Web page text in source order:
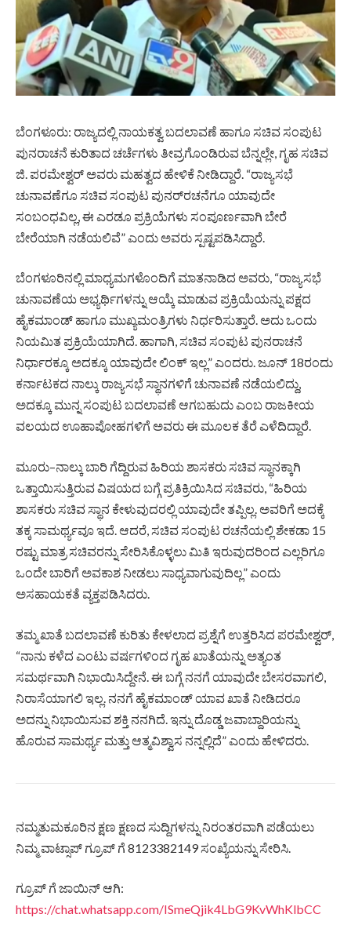
ಬೆಂಗಳೂರು: ರಾಜ್ಯದಲ್ಲಿ ನಾಯಕತ್ವ ಬದಲಾವಣೆ ಹಾಗೂ ಸಚಿವ ಸಂಪುಟ
ಪುನರಾಚನೆ ಕುರಿತಾದ ಚರ್ಚೆಗಳು ತೀವ್ರಗೊಂಡಿರುವ ಬೆನ್ನಲ್ಲೇ, ಗೃಹ ಸಚಿವ
ಜಿ. ಪರಮೇಶ್ವರ್ ಅವರು ಮಹತ್ವದ ಹೇಳಿಕೆ ನೀಡಿದ್ದಾರೆ. “ರಾಜ್ಯಸಭೆ
ಚುನಾವಣೆಗೂ ಸಚಿವ ಸಂಪುಟ ಪುನರ್‌ರಚನೆಗೂ ಯಾವುದೇ
ಸಂಬಂಧವಿಲ್ಲ, ಈ ಎರಡೂ ಪ್ರಕ್ರಿಯೆಗಳು ಸಂಪೂರ್ಣವಾಗಿ ಬೇರೆ
ಬೇರೆಯಾಗಿ ನಡೆಯಲಿವೆ” ಎಂದು ಅವರು ಸ್ಪಷ್ಟಪಡಿಸಿದ್ದಾರೆ.
ಬೆಂಗಳೂರಿನಲ್ಲಿ ಮಾಧ್ಯಮಗಳೊಂದಿಗೆ ಮಾತನಾಡಿದ ಅವರು, “ರಾಜ್ಯಸಭೆ
ಚುನಾವಣೆಯ ಅಭ್ಯರ್ಥಿಗಳನ್ನು ಆಯ್ಕೆ ಮಾಡುವ ಪ್ರಕ್ರಿಯೆಯನ್ನು ಪಕ್ಷದ
ಹೈಕಮಾಂಡ್ ಹಾಗೂ ಮುಖ್ಯಮಂತ್ರಿಗಳು ನಿರ್ಧರಿಸುತ್ತಾರೆ. ಅದು ಒಂದು
ನಿಯಮಿತ ಪ್ರಕ್ರಿಯೆಯಾಗಿದೆ. ಹಾಗಾಗಿ, ಸಚಿವ ಸಂಪುಟ ಪುನರಾಚನೆ
ನಿರ್ಧಾರಕ್ಕೂ ಅದಕ್ಕೂ ಯಾವುದೇ ಲಿಂಕ್ ಇಲ್ಲ” ಎಂದರು. ಜೂನ್ 18ರಂದು
ಕರ್ನಾಟಕದ ನಾಲ್ಕು ರಾಜ್ಯಸಭೆ ಸ್ಥಾನಗಳಿಗೆ ಚುನಾವಣೆ ನಡೆಯಲಿದ್ದು,
ಅದಕ್ಕೂ ಮುನ್ನ ಸಂಪುಟ ಬದಲಾವಣೆ ಆಗಬಹುದು ಎಂಬ ರಾಜಕೀಯ
ವಲಯದ ಊಹಾಪೋಹಗಳಿಗೆ ಅವರು ಈ ಮೂಲಕ ತೆರೆ ಎಳೆದಿದ್ದಾರೆ.
ಮೂರು–ನಾಲ್ಕು ಬಾರಿ ಗೆದ್ದಿರುವ ಹಿರಿಯ ಶಾಸಕರು ಸಚಿವ ಸ್ಥಾನಕ್ಕಾಗಿ
ಒತ್ತಾಯಿಸುತ್ತಿರುವ ವಿಷಯದ ಬಗ್ಗೆ ಪ್ರತಿಕ್ರಿಯಿಸಿದ ಸಚಿವರು, “ಹಿರಿಯ
ಶಾಸಕರು ಸಚಿವ ಸ್ಥಾನ ಕೇಳುವುದರಲ್ಲಿ ಯಾವುದೇ ತಪ್ಪಿಲ್ಲ. ಅವರಿಗೆ ಅದಕ್ಕೆ
ತಕ್ಕ ಸಾಮರ್ಥ್ಯವೂ ಇದೆ. ಆದರೆ, ಸಚಿವ ಸಂಪುಟ ರಚನೆಯಲ್ಲಿ ಶೇಕಡಾ 15
ರಷ್ಟು ಮಾತ್ರ ಸಚಿವರನ್ನು ಸೇರಿಸಿಕೊಳ್ಳಲು ಮಿತಿ ಇರುವುದರಿಂದ ಎಲ್ಲರಿಗೂ
ಒಂದೇ ಬಾರಿಗೆ ಅವಕಾಶ ನೀಡಲು ಸಾಧ್ಯವಾಗುವುದಿಲ್ಲ” ಎಂದು
ಅಸಹಾಯಕತೆ ವ್ಯಕ್ತಪಡಿಸಿದರು.
ತಮ್ಮ ಖಾತೆ ಬದಲಾವಣೆ ಕುರಿತು ಕೇಳಲಾದ ಪ್ರಶ್ನೆಗೆ ಉತ್ತರಿಸಿದ ಪರಮೇಶ್ವರ್,
“ನಾನು ಕಳೆದ ಎಂಟು ವರ್ಷಗಳಿಂದ ಗೃಹ ಖಾತೆಯನ್ನು ಅತ್ಯಂತ
ಸಮರ್ಥವಾಗಿ ನಿಭಾಯಿಸಿದ್ದೇನೆ. ಈ ಬಗ್ಗೆ ನನಗೆ ಯಾವುದೇ ಬೇಸರವಾಗಲಿ,
ನಿರಾಸೆಯಾಗಲಿ ಇಲ್ಲ. ನನಗೆ ಹೈಕಮಾಂಡ್ ಯಾವ ಖಾತೆ ನೀಡಿದರೂ
ಅದನ್ನು ನಿಭಾಯಿಸುವ ಶಕ್ತಿ ನನಗಿದೆ. ಇನ್ನು ದೊಡ್ಡ ಜವಾಬ್ದಾರಿಯನ್ನು
ಹೊರುವ ಸಾಮರ್ಥ್ಯ ಮತ್ತು ಆತ್ಮವಿಶ್ವಾಸ ನನ್ನಲ್ಲಿದೆ” ಎಂದು ಹೇಳಿದರು.
ನಮ್ಮತುಮಕೂರಿನ ಕ್ಷಣ ಕ್ಷಣದ ಸುದ್ದಿಗಳನ್ನು ನಿರಂತರವಾಗಿ ಪಡೆಯಲು
ನಿಮ್ಮ ವಾಟ್ಸಾಪ್ ಗ್ರೂಪ್ ಗೆ 8123382149 ಸಂಖ್ಯೆಯನ್ನು ಸೇರಿಸಿ.
ಗ್ರೂಪ್ ಗೆ ಜಾಯಿನ್ ಆಗಿ:
https://chat.whatsapp.com/ISmeQjik4LbG9KvWhKlbCC